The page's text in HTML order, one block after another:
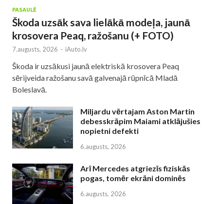
PASAULĒ
Škoda uzsāk sava lielākā modeļa, jaunā
krosovera Peaq, ražošanu (+ FOTO)
7.augusts, 2026 - iAuto.lv
Škoda ir uzsākusi jaunā elektriskā krosovera Peaq
sērijveida ražošanu savā galvenajā rūpnīcā Mladā
Boleslavā.
Miljardu vērtajam Aston Martin
debesskrāpim Maiami atklājušies
nopietni defekti
6.augusts, 2026
Arī Mercedes atgriezīs fiziskās
pogas, tomēr ekrāni dominēs
6.augusts, 2026